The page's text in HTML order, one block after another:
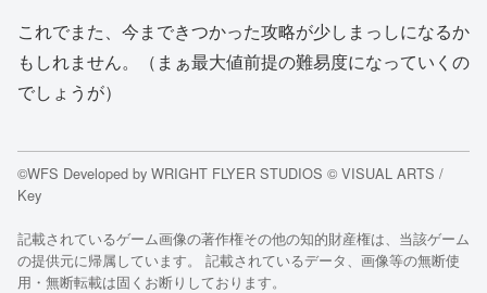
これでまた、今まできつかった攻略が少しまっしになるか
もしれません。（まぁ最大値前提の難易度になっていくの
でしょうが）
©WFS Developed by WRIGHT FLYER STUDIOS © VISUAL ARTS /
Key
記載されているゲーム画像の著作権その他の知的財産権は、当該ゲーム
の提供元に帰属しています。 記載されているデータ、画像等の無断使
用・無断転載は固くお断りしております。